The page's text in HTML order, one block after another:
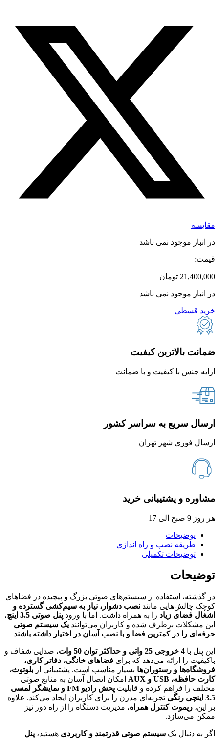
مقایسه
در انبار موجود نمی باشد
قیمت:
21,400,000 تومان
در انبار موجود نمی باشد
خرید قسطی
ضمانت بالاترین کیفیت
ارایه جنس با کیفیت و با ضمانت
ارسال سریع به سراسر کشور
ارسال فوری شهر تهران
مشاوره و پشتیبانی خرید
هر روز 9 صبح الی 17
توضیحات
طریقه نصب و راه اندازی
توضیحات تکمیلی
توضیحات
در گذشته، استفاده از سیستم‌های صوتی بزرگ و پیچیده در فضاهای
کوچک چالش‌هایی مانند نصب دشوار، نیاز به سیم‌کشی گسترده و
اشغال فضای زیاد را به همراه داشت. اما با ورود پنل صوتی 3.5 اینچ
،
این مشکلات برطرف شده و کاربران می‌توانند یک سیستم صوتی
حرفه‌ای را در کمترین فضا و با نصب آسان در اختیار داشته باشند.
این پنل با 4 خروجی 25 واتی و حداکثر توان 50 وات
، صدایی شفاف و
باکیفیت را ارائه می‌دهد که برای فضاهای خانگی، دفاتر کاری،
فروشگاه‌ها و رستوران‌ها بسیار مناسب است. پشتیبانی از بلوتوث،
کارت حافظه، USB و AUX
امکان اتصال آسان به منابع صوتی
مختلف را فراهم کرده و قابلیت
پخش رادیو FM و نمایشگر لمسی
3.5 اینچی رنگی
تجربه‌ای مدرن را برای کاربران ایجاد می‌کند. علاوه
بر این، ریموت کنترل همراه، مدیریت دستگاه را از راه دور نیز
ممکن می‌سازد.
اگر به دنبال یک سیستم صوتی قدرتمند و کاربردی هستید، پنل